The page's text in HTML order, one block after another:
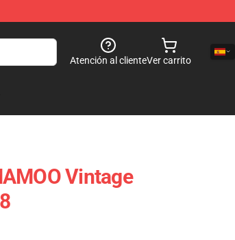
Atención al clienteVer carrito
Vintage